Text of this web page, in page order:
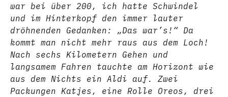
war bei über 200, ich hatte Schwindel
und im Hinterkopf den immer lauter
dröhnenden Gedanken: „Das war’s!“ Da
kommt man nicht mehr raus aus dem Loch!
Nach sechs Kilometern Gehen und
langsamem Fahren tauchte am Horizont wie
aus dem Nichts ein Aldi auf. Zwei
Packungen Katjes, eine Rolle Oreos, drei